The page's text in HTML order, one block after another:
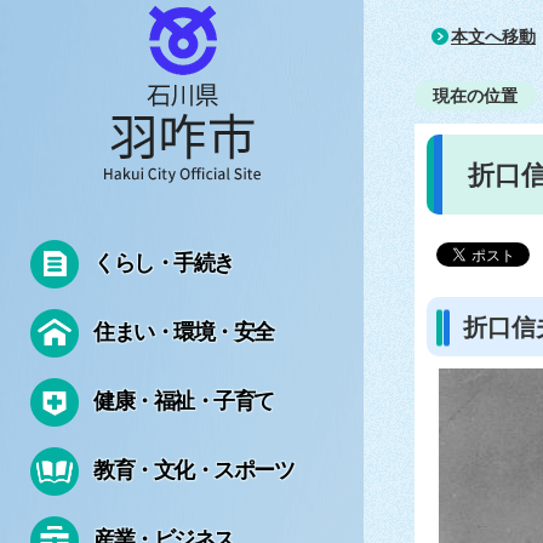
本文へ移動
くらし・手続き
住まい・環境・安全
健康・福祉・子育て
教育・文化・スポーツ
現在の位置
折口
折口信